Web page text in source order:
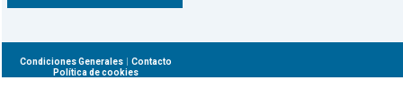
Condiciones Generales| Contacto
Política de cookies